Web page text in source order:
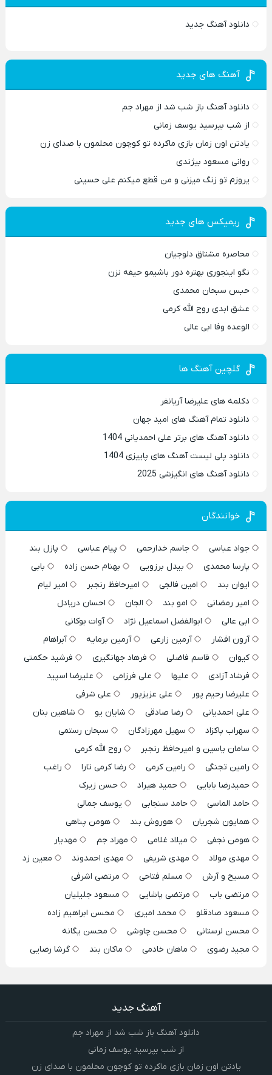
دانلود آهنگ جدید
آهنگ های جدید
دانلود آهنگ باز شب شد از مهراد جم
از شب بپرسید یوسف زمانی
یادتن اون زمان بازی ماکرده تو کوچون محلمون با صدای زن
روانی مسعود بیژندی
یروزم تو زنگ میزنی و من قطع میکنم علی حسینی
ریمیکس های جدید
محاصره مشتاق دلوجیان
نگو اینجوری بهتره دور باشیمو حیفه نزن
حبس سبحان محمدی
عشق ابدی روح الله کرمی
الوعده وفا ابی عالی
گلچین آهنگ ها
دکلمه های علیرضا آریانفر
دانلود تمام آهنگ های امید جهان
دانلود آهنگ های برتر علی احمدیانی 1404
دانلود پلی لیست آهنگ های پاییزی 1404
دانلود آهنگ های انگیزشی 2025
خوانندگان
جواد عباسی جاسم خدارحمی پیام عباسی
پازل بند
پارسا محمدی
بیدل برزویی بهنام حسن زاده
بابی
ایوان بند
امین فالجی امیرحافظ رنجبر
امیر لیام
امیر رمضانی
امو بند الجان
احسان دریادل
ابی عالی
ابوالفضل اسماعیل نژاد
آوات بوکانی
آرون افشار
آرمین زارعی آرمین برمایه
آبراهام
کیوان
قاسم فاضلی فرهاد جهانگیری
فرشید حکمتی
فرشاد آزادی
علیها علی فرزامی
علیرضا اسپید
علیرضا رحیم پور
علی عزیزپور
علی شرفی
علی احمدیانی
رضا صادقی شایان یو
شاهین بنان
سهراب پاکزاد
سهیل مهرزادگان
سبحان رستمی
سامان یاسین و امیرحافظ رنجبر
روح الله کرمی
رامین تجنگی
رامین کرمی رضا کرمی تارا
راغب
حمیدرضا بابایی
حمید هیراد
حسن زیرک
حامد الماسی
حامد سنجابی
یوسف جمالی
همایون شجریان
هوروش بند
هومن پناهی
هومن نجفی
میلاد غلامی مهراد جم
مهدیار
مهدی مولاد
مهدی شریفی مهدی احمدوند
معین زد
مسیح و آرش
مسلم فتاحی
مرتضی اشرفی
مرتضی باب
مرتضی پاشایی
مسعود جلیلیان
مسعود صادقلو
محمد امیری
محسن ابراهیم زاده
محسن لرستانی
محسن چاوشی
محسن یگانه
مجید رضوی
ماهان خادمی ماکان بند گرشا رضایی
آهنگ جدید
دانلود آهنگ باز شب شد از مهراد جم
از شب بپرسید یوسف زمانی
یادتن اون زمان بازی ماکرده تو کوچون محلمون با صدای زن